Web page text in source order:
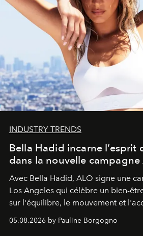
INDUSTRY TRENDS
Bella Hadid incarne l’esprit
dans la nouvelle campagne
Avec Bella Hadid, ALO signe une
Los Angeles qui célèbre un bien-
sur l'équilibre, le mouvement et
05.08.2026 by Pauline Borgogno